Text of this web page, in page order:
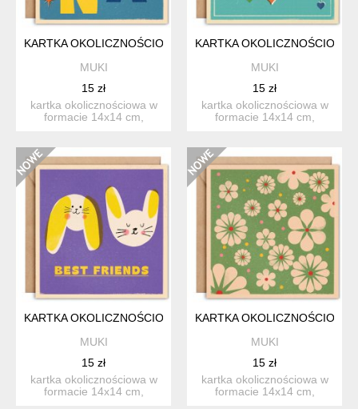
KARTKA OKOLICZNOŚCIOWA POWODZENIA + KOPERTA
MUKI
15 zł
kartka okolicznościowa w
formacie 14x14 cm,
KARTKA OKOLICZNOŚCIOWA
MUKI
15 zł
kartka okolicznościowa w
formacie 14x14 cm,
KARTKA OKOLICZNOŚCIOWA BEST FRIENDS + KOPERTA
MUKI
15 zł
kartka okolicznościowa w
formacie 14x14 cm,
KARTKA OKOLICZNOŚCIOWA
MUKI
15 zł
kartka okolicznościowa w
formacie 14x14 cm,